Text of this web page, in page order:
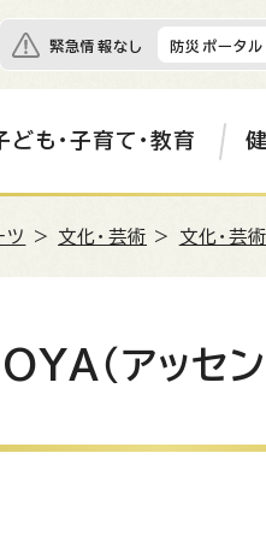
緊急情報なし 防災ポータル
ども・子育て・教育
ツ > 文化・芸術 > 文化・芸
アッセンブ